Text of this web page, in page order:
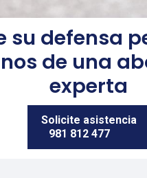
su defensa
de una
experta
Solicite asistencia
981 812 477